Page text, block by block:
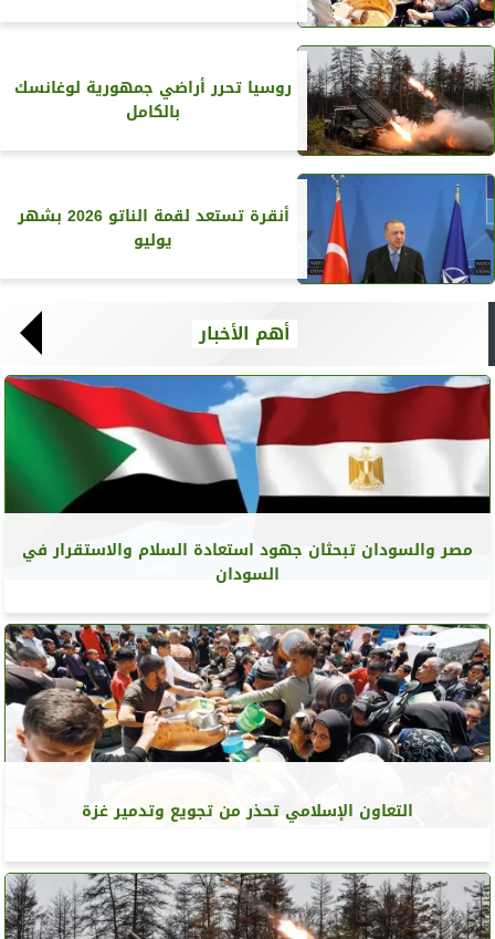
روسيا تحرر أراضي جمهورية لوغانسك
بالكامل
أنقرة تستعد لقمة الناتو 2026 بشهر
يوليو
أهم الأخبار
مصر والسودان تبحثان جهود استعادة السلام والاستقرار في
السودان
التعاون الإسلامي تحذر من تجويع وتدمير غزة